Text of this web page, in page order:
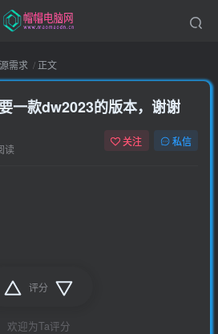
需求 正文
一款dw2023的版本，谢谢
读
关注 私信
评分
欢迎为Ta评分